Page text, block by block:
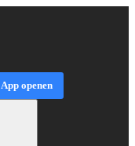
App openen